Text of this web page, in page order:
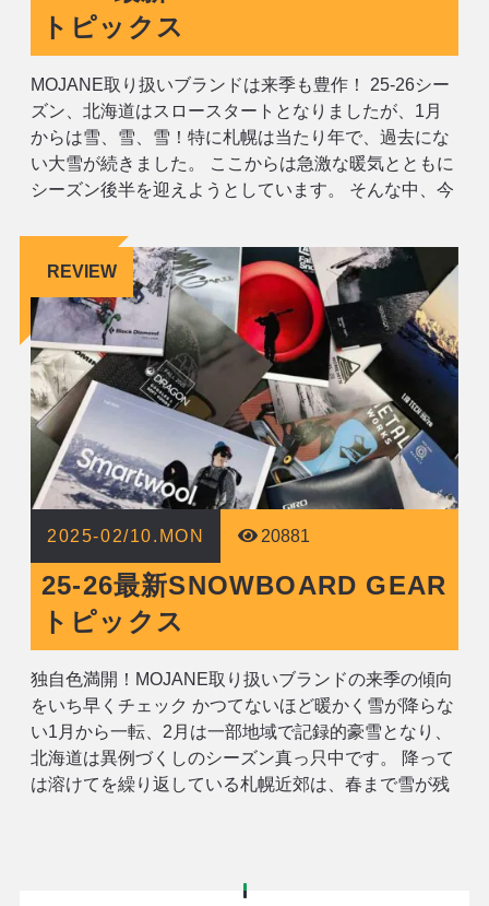
トピックス
MOJANE取り扱いブランドは来季も豊作！ 25-26シー
ズン、北海道はスロースタートとなりましたが、1月
からは雪、雪、雪！特に札幌は当たり年で、過去にな
い大雪が続きました。 ここからは急激な暖気とともに
シーズン後半を迎えようとしています。 そんな中、今
込んでシューティングを行っている模様。 MOJANEに
も26-27のカタログが
REVIEW
2025-02/10.MON 20881
25-26最新SNOWBOARD GEAR
トピックス
独自色満開！MOJANE取り扱いブランドの来季の傾向
をいち早くチェック かつてないほど暖かく雪が降らな
い1月から一転、2月は一部地域で記録的豪雪となり、
北海道は異例づくしのシーズン真っ只中です。 降って
は溶けてを繰り返している札幌近郊は、春まで雪が残